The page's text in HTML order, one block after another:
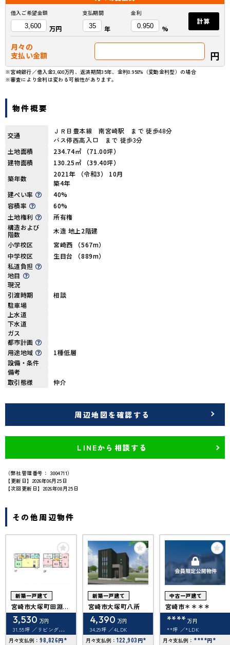
借入ご希望金額
万円
支払期間
年
金利
%
計算
月々の
支払い金額
円
※宮崎銀行／借入金3,600万円、返済期間35年、金利0.950%（変動金利型）の場合
※審査により金利は変わる可能性があります。
物件概要
交通
ＪＲ日豊本線 南宮崎駅 まで 徒歩48分
バス停西高入口 まで 徒歩3分
土地面積
234.74㎡ （71.00坪）
建物面積
130.25㎡ （39.40坪）
築年数
2021年 （令和3） 10月
築4年
建ぺい率
40%
容積率
60%
土地権利
所有権
構造および
階数
木造 地上2階建
小学校区
宮崎西 （567m）
中学校区
生目台 （889m）
私道負担
地目
現況
引渡時期
相談
駐車場
上水道
下水道
ガス
都市計画
用途地域
1種低層
設備・条件
備考
取引態様
仲介
周辺地図を確認する
LINEから相談する
（弊社管理番号： 3004711）
【更新日】2026年06月25日
【次回更新日】2026年08月25日
その他周辺物件
新築一戸建て
宮崎市大塚町田淵ケ
原
3,530 万円
31.55坪
リビングダ
イニングキッチン 16帖
和室 4.5畳 洋室 6帖 洋
月々支払例： 98,826円*
新築一戸建て
宮崎市大塚町八所
4,390 万円
34.29坪
4LDK
月々支払例： 122,903 円*
中古一戸建て
宮崎市＊＊＊＊
**** 万円
**坪
*LDK
月々支払例： ****円*